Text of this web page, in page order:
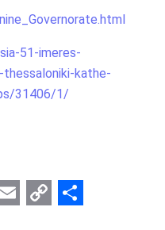
51-imeres-
thessaloniki-kathe-
31406/1/